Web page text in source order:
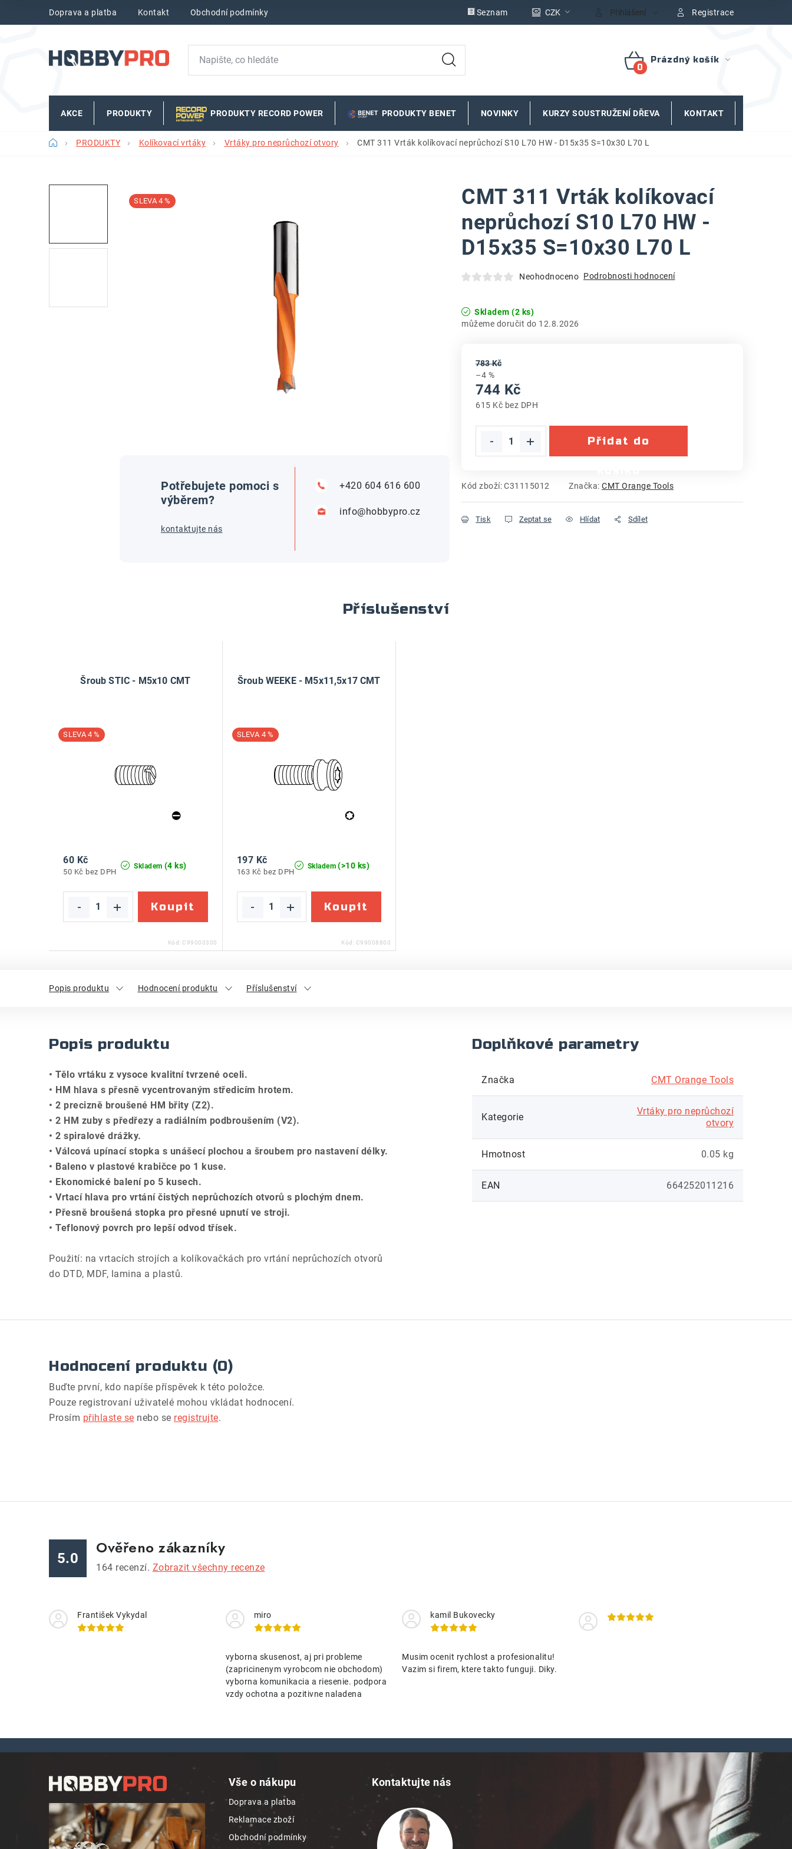
Doprava a platba Kontakt Obchodní podmínky Seznam CZK Přihlášení Registrace
NÁKUPNÍ
Prázdný košík
AKCE PRODUKTY PRODUKTY RECORD POWER PRODUKTY BENET NOVINKY KURZY SOUSTRUŽENÍ DŘEVA KONTAKT
DomůPRODUKTY Kolíkovací vrtáky Vrtáky pro neprůchozí otvory CMT 311 Vrták kolíkovací neprůchozí S10 L70 HW - D15x35 S=10x30 L70 L
CMT 311 Vrták kolíkovací
neprůchozí S10 L70 HW -
D15x35 S=10x30 L70 L
Neohodnoceno Podrobnosti hodnocení
Skladem (2 ks)
12.8.2026
783 Kč
–4 %
744 Kč
615 Kč bez DPH
Přidat do
Kód zboží:C31115012 Značka: CMT Orange Tools
Tisk Zeptat se Hlídat Sdílet
4 %
Potřebujete pomoci s
výběrem?
kontaktujte nás
+420 604 616 600
info@hobbypro.cz
Příslušenství
Šroub STIC - M5x10 CMT
4 %
Skladem (4 ks)
50 Kč bez DPH
60 Kč
Kód: C99000300
Šroub WEEKE - M5x11,5x17 CMT
4 %
Skladem (>10 ks)
163 Kč bez DPH
197 Kč
Kód: C99008800
Popis produktu Hodnocení produktu Příslušenství
Popis produktu
• Tělo vrtáku z vysoce kvalitní tvrzené oceli.
• HM hlava s přesně vycentrovaným středicím hrotem.
• 2 precizně broušené HM břity (Z2).
• 2 HM zuby s předřezy a radiálním podbroušením (V2).
• 2 spiralové drážky.
• Válcová upínací stopka s unášecí plochou a šroubem pro nastavení délky.
• Baleno v plastové krabičce po 1 kuse.
• Ekonomické balení po 5 kusech.
• Vrtací hlava pro vrtání čistých neprůchozích otvorů s plochým dnem.
• Přesně broušená stopka pro přesné upnutí ve stroji.
• Teflonový povrch pro lepší odvod třísek.
Použití: na vrtacích strojích a kolíkovačkách pro vrtání neprůchozích otvorů
do DTD, MDF, lamina a plastů.
Doplňkové parametry
Značka CMT Orange Tools
Kategorie
Vrtáky pro neprůchozí
otvory
Hmotnost 0.05 kg
EAN 664252011216
Hodnocení produktu (0)
Buďte první, kdo napíše příspěvek k této položce.
Pouze registrovaní uživatelé mohou vkládat hodnocení.
Prosím přihlaste se nebo se registrujte.
5.0
Ověřeno zákazníky
164 recenzí. Zobrazit všechny recenze
František Vykydal miro
vyborna skusenost, aj pri probleme
(zapricinenym vyrobcom nie obchodom)
vyborna komunikacia a riesenie. podpora
vzdy ochotna a pozitivne naladena
kamil Bukovecky
Musim ocenit rychlost a profesionalitu!
Vazim si firem, ktere takto funguji. Diky.
Z
Vše o nákupu
Doprava a platba
Reklamace zboží
Obchodní podmínky
Kontaktujte nás